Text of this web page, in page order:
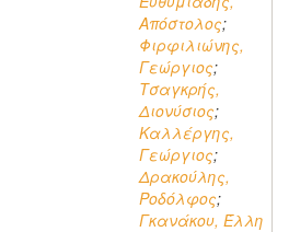
Απόστολος;
Φιρφιλιώνης,
Γεώργιος;
Τσαγκρής,
Διονύσιος;
Καλλέργης,
Γεώργιος;
Δρακούλης,
Ροδόλφος;
Γκανάκου, Έλλη